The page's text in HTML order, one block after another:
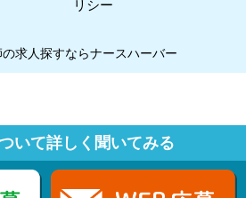
リシー
求人探すならナースハーバー
いて詳しく聞いてみる